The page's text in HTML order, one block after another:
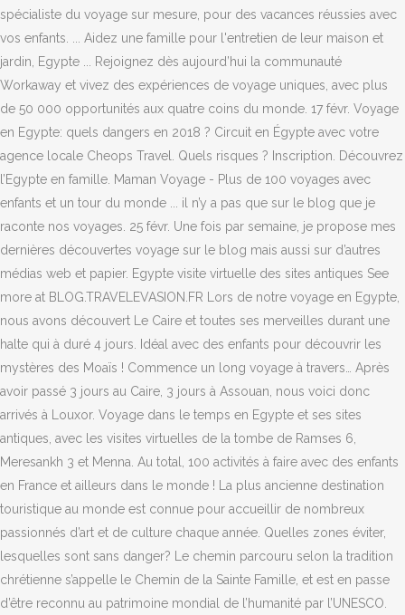
spécialiste du voyage sur mesure, pour des vacances réussies avec
vos enfants. ... Aidez une famille pour l'entretien de leur maison et
jardin, Egypte ... Rejoignez dès aujourd’hui la communauté
Workaway et vivez des expériences de voyage uniques, avec plus
de 50 000 opportunités aux quatre coins du monde. 17 févr. Voyage
en Egypte: quels dangers en 2018 ? Circuit en Égypte avec votre
agence locale Cheops Travel. Quels risques ? Inscription. Découvrez
l’Egypte en famille. Maman Voyage - Plus de 100 voyages avec
enfants et un tour du monde ... il n’y a pas que sur le blog que je
raconte nos voyages. 25 févr. Une fois par semaine, je propose mes
dernières découvertes voyage sur le blog mais aussi sur d’autres
médias web et papier. Egypte visite virtuelle des sites antiques See
more at BLOG.TRAVELEVASION.FR Lors de notre voyage en Egypte,
nous avons découvert Le Caire et toutes ses merveilles durant une
halte qui à duré 4 jours. Idéal avec des enfants pour découvrir les
mystères des Moaïs ! Commence un long voyage à travers… Après
avoir passé 3 jours au Caire, 3 jours à Assouan, nous voici donc
arrivés à Louxor. Voyage dans le temps en Egypte et ses sites
antiques, avec les visites virtuelles de la tombe de Ramses 6,
Meresankh 3 et Menna. Au total, 100 activités à faire avec des enfants
en France et ailleurs dans le monde ! La plus ancienne destination
touristique au monde est connue pour accueillir de nombreux
passionnés d’art et de culture chaque année. Quelles zones éviter,
lesquelles sont sans danger? Le chemin parcouru selon la tradition
chrétienne s’appelle le Chemin de la Sainte Famille, et est en passe
d’être reconnu au patrimoine mondial de l’humanité par l’UNESCO.